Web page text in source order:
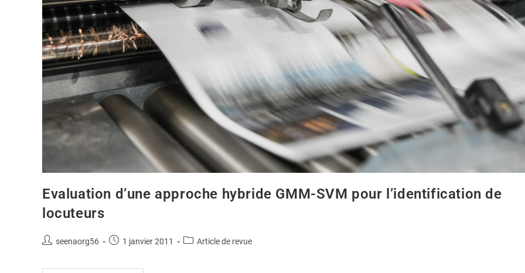
Evaluation d’une approche hybride GMM-SVM pour l’identification de
locuteurs
seenaorg56 1 janvier 2011 Article de revue